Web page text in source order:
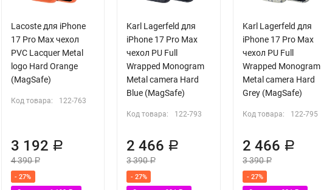
Lacoste для iPhone
17 Pro Max чехол
PVC Lacquer Metal
logo Hard Orange
(MagSafe)
Код товара: 122-763
3 192 Р
4 390Р
- 27%
Karl Lagerfeld для
iPhone 17 Pro Max
чехол PU Full
Wrapped Monogram
Metal camera Hard
Blue (MagSafe)
Код товара: 122-793
2 466 Р
3 390Р
- 27%
Karl Lagerfeld для
iPhone 17 Pro Max
чехол PU Full
Wrapped Monogram
Metal camera Hard
Grey (MagSafe)
Код товара: 122-795
2 466 Р
3 390Р
- 27%